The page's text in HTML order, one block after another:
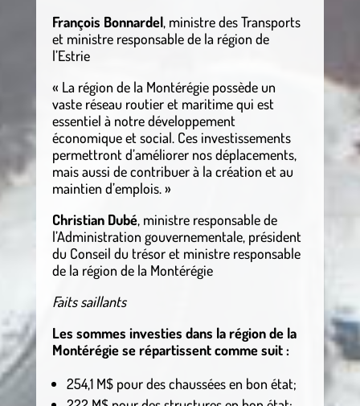
François Bonnardel, ministre des Transports
et ministre responsable de la région de
l’Estrie
« La région de la Montérégie possède un
vaste réseau routier et maritime qui est
essentiel à notre développement
économique et social. Ces investissements
permettront d’améliorer nos déplacements,
mais aussi de contribuer à la création et au
maintien d’emplois. »
Christian Dubé, ministre responsable de
l’Administration gouvernementale, président
du Conseil du trésor et ministre responsable
de la région de la Montérégie
Faits saillants
Les sommes investies dans la région de la
Montérégie se répartissent comme suit :
254,1 M$ pour des chaussées en bon état;